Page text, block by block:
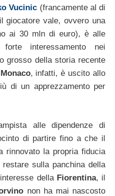
Vucinic (francamente al di
giocatore vale, ovvero una
ai 30 mln di euro), è alle
interessamento nei
grosso della storia recente
, infatti, è uscito allo
di un apprezzamento per
alle dipendenze di
di partire fino a che il
rinnovato la propria fiducia
sulla panchina della
della Fiorentina, il
non ha mai nascosto